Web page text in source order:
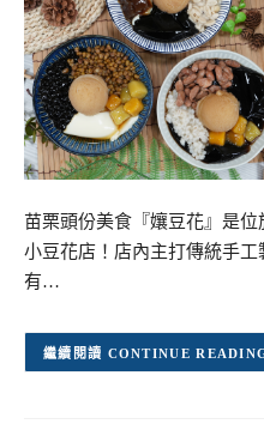
苗栗頭份美食『孃豆花』是
小豆花店！店內主打傳統手
有…
CONTINUE